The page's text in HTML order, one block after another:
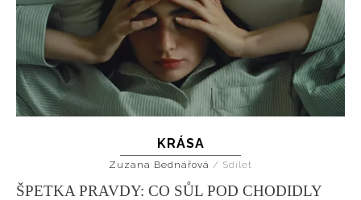
KRÁSA
Zuzana Bednářová / Sdílet
ŠPETKA PRAVDY: CO SŮL POD CHODIDLY